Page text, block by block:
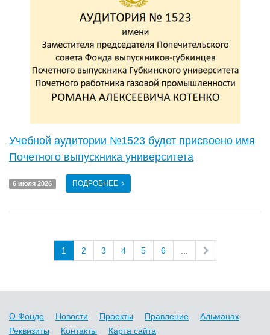
Учебной аудитории №1523 будет присвоено имя
Почетного выпускника университета
6 июля 2026 ПОДРОБНЕЕ
1 2 3 4 5 6
О Фонде Новости Проекты Правление
Альманах
Реквизиты
Контакты Карта сайта